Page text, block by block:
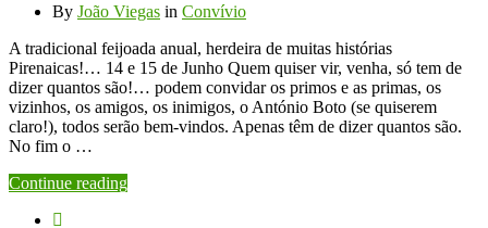
By João Viegas in Convívio
A tradicional feijoada anual, herdeira de muitas histórias
Pirenaicas!… 14 e 15 de Junho Quem quiser vir, venha, só tem de
dizer quantos são!… podem convidar os primos e as primas, os
vizinhos, os amigos, os inimigos, o António Boto (se quiserem
claro!), todos serão bem-vindos. Apenas têm de dizer quantos são.
No fim o …
Continue reading